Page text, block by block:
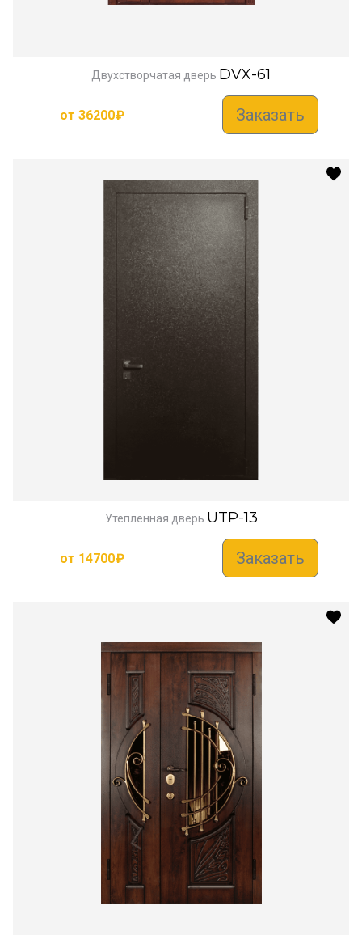
Двухстворчатая дверь DVX-61
от 36200₽ Заказать
Утепленная дверь UTP-13
от 14700₽ Заказать